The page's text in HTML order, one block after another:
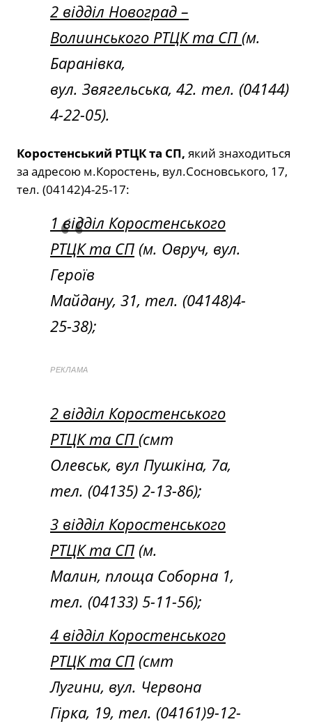
2 відділ Новоград –
Волиинського РТЦК та СП (м.
Баранівка,
вул. Звягельська, 42. тел. (04144)
4-22-05).
Коростенський РТЦК та СП, який знаходиться
за адресою м.Коростень, вул.Сосновського, 17,
тел. (04142)4-25-17:
1 відділ Коростенського
РТЦК та СП (м. Овруч, вул.
Героїв
Майдану, 31, тел. (04148)4-
25-38);
РЕКЛАМА
2 відділ Коростенського
РТЦК та СП (смт
Олевськ, вул Пушкіна, 7а,
тел. (04135) 2-13-86);
3 відділ Коростенського
РТЦК та СП (м.
Малин, площа Соборна 1,
тел. (04133) 5-11-56);
4 відділ Коростенського
РТЦК та СП (смт
Лугини, вул. Червона
Гірка, 19, тел. (04161)9-12-